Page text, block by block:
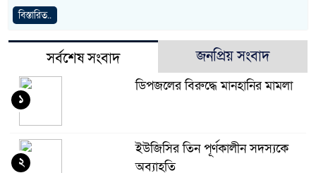
বিস্তারিত..
সর্বশেষ সংবাদ জনপ্রিয় সংবাদ
ডিপজলের বিরুদ্ধে মানহানির মামলা
১
ইউজিসির তিন পূর্ণকালীন সদস্যকে
অব্যাহতি
২